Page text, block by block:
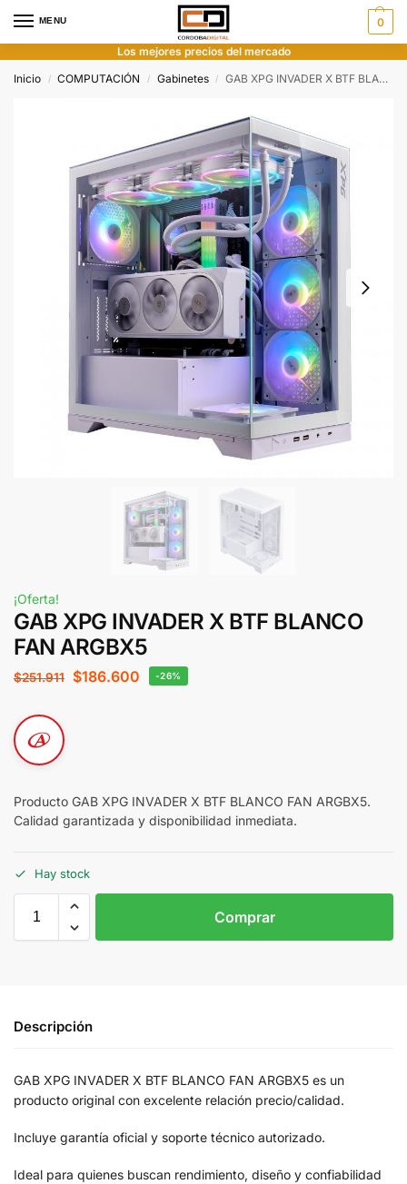
MENU 0
Los mejores precios del mercado
Inicio
/ COMPUTACIÓN / Gabinetes / GAB XPG INVADER X BTF BLANCO FAN ARGBX5
¡Oferta!
GAB XPG INVADER X BTF BLANCO
FAN ARGBX5
$251.911 $186.600 -26%
Producto GAB XPG INVADER X BTF BLANCO FAN ARGBX5.
Calidad garantizada y disponibilidad inmediata.
Hay stock
Comprar
Descripción
GAB XPG INVADER X BTF BLANCO FAN ARGBX5 es un
producto original con excelente relación precio/calidad.
Incluye garantía oficial y soporte técnico autorizado.
Ideal para quienes buscan rendimiento, diseño y confiabilidad